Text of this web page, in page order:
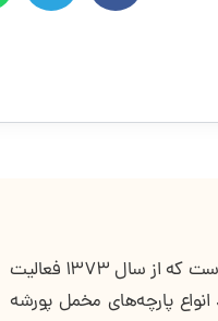
یکی از کارخانه‌های معتبر در ایران است که از سال ۱۳۷۳ فعالیت
انواع پارچه‌های مخمل پورشه